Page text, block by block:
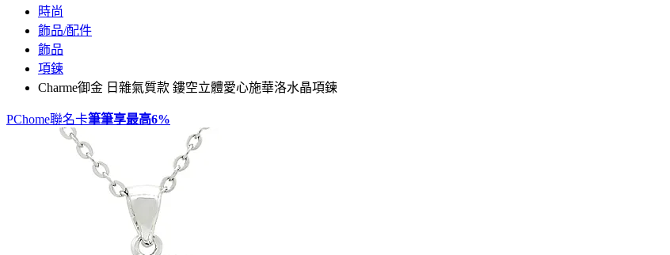
時尚
飾品/配件
飾品
項鍊
Charme御金 日雜氣質款 鏤空立體愛心施華洛水晶項鍊
PChome聯名卡筆筆享最高6%